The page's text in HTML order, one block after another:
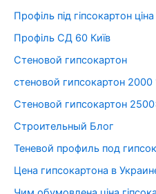
Профіль під гіпсокартон ціна
Профіль СД 60 Київ
Стеновой гипсокартон
стеновой гипсокартон 2000
Стеновой гипсокартон
Строительный Блог
Теневой профиль под
Цена гипсокартона в